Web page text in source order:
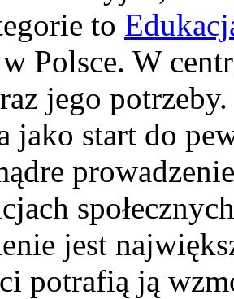
to
Polsce. W
jego
jako start do
jest
potrafią ją